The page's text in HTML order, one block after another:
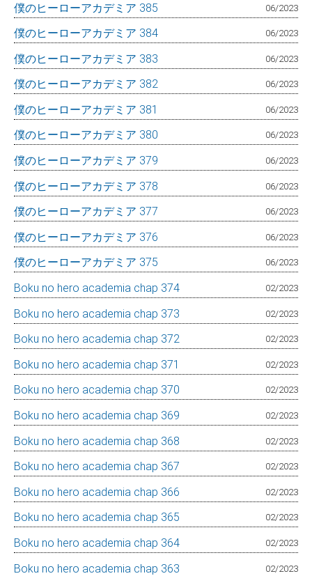
僕のヒーローアカデミア 385 06/2023
僕のヒーローアカデミア 384 06/2023
僕のヒーローアカデミア 383 06/2023
僕のヒーローアカデミア 382 06/2023
僕のヒーローアカデミア 381 06/2023
僕のヒーローアカデミア 380 06/2023
僕のヒーローアカデミア 379 06/2023
僕のヒーローアカデミア 378 06/2023
僕のヒーローアカデミア 377 06/2023
僕のヒーローアカデミア 376 06/2023
僕のヒーローアカデミア 375 06/2023
Boku no hero academia chap 374 02/2023
Boku no hero academia chap 373 02/2023
Boku no hero academia chap 372 02/2023
Boku no hero academia chap 371 02/2023
Boku no hero academia chap 370 02/2023
Boku no hero academia chap 369 02/2023
Boku no hero academia chap 368 02/2023
Boku no hero academia chap 367 02/2023
Boku no hero academia chap 366 02/2023
Boku no hero academia chap 365 02/2023
Boku no hero academia chap 364 02/2023
Boku no hero academia chap 363 02/2023